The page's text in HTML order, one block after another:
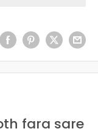
fara sare